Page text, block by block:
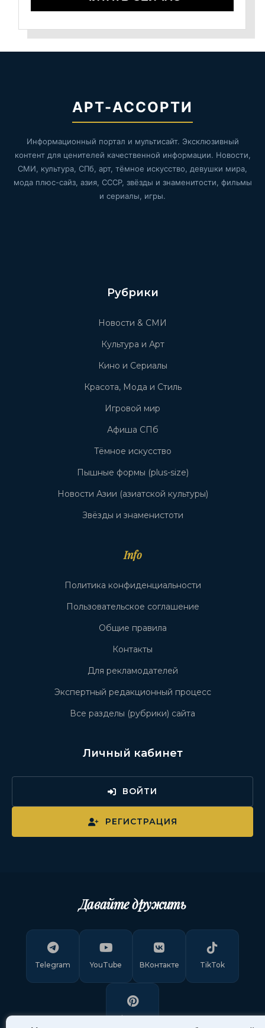
АРТ-АССОРТИ
Информационный портал и мультисайт. Эксклюзивный
контент для ценителей качественной информации. Новости,
СМИ, культура, СПб, арт, тёмное искусство, девушки мира,
мода плюс-сайз, азия, СССР, звёзды и знаменитости, фильмы
и сериалы, игры.
Рубрики
Новости & СМИ
Культура и Арт
Кино и Сериалы
Красота, Мода и Стиль
Игровой мир
Афиша СПб
Тёмное искусство
Пышные формы (plus-size)
Новости Азии (азиатской культуры)
Звёзды и знаменистоти
Info
Политика конфиденциальности
Пользовательское соглашение
Общие правила
Контакты
Для рекламодателей
Экспертный редакционный процесс
Все разделы (рубрики) сайта
Личный кабинет
ВОЙТИ
РЕГИСТРАЦИЯ
Давайте дружить
Telegram YouTube ВКонтакте TikTok
Pinterest